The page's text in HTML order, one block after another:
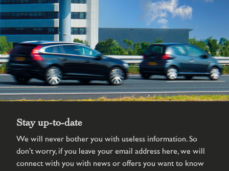
Stay up-to-date
We will never bother you with useless information. So
don't worry, if you leave your email address here, we will
connect with you with news or offers you want to know